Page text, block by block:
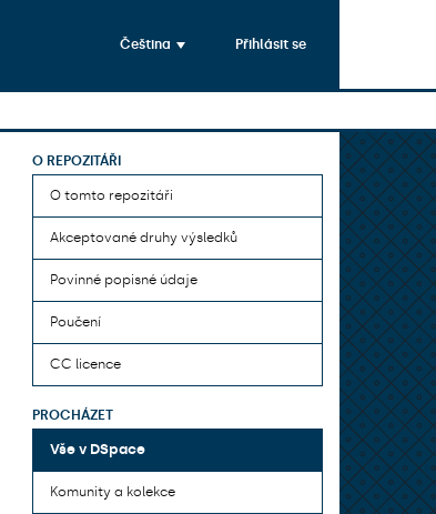
Čeština Přihlásit se
O REPOZITÁŘI
O tomto repozitáři
Akceptované druhy výsledků
Povinné popisné údaje
Poučení
CC licence
PROCHÁZET
Vše v DSpace
Komunity a kolekce